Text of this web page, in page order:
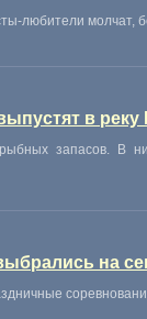
любители молчат,
в реку
запасов. В
на